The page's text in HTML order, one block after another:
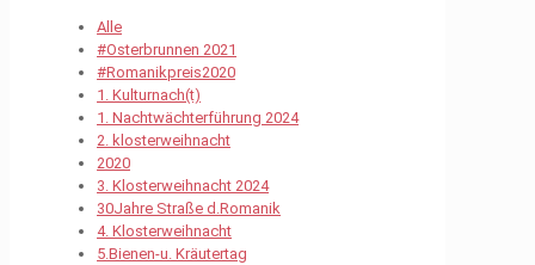
Alle
#Osterbrunnen 2021
#Romanikpreis2020
1. Kulturnach(t)
1. Nachtwächterführung 2024
2. klosterweihnacht
2020
3. Klosterweihnacht 2024
30Jahre Straße d.Romanik
4. Klosterweihnacht
5.Bienen-u. Kräutertag